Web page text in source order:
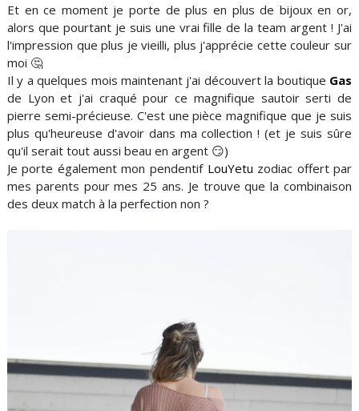
Et en ce moment je porte de plus en plus de bijoux en or,
alors que pourtant je suis une vrai fille de la team argent ! J'ai
l'impression que plus je vieilli, plus j'apprécie cette couleur sur
moi 🤔
Il y a quelques mois maintenant j'ai découvert la boutique Gas
de Lyon et j'ai craqué pour ce magnifique sautoir serti de
pierre semi-précieuse. C'est une pièce magnifique que je suis
plus qu'heureuse d'avoir dans ma collection ! (et je suis sûre
qu'il serait tout aussi beau en argent 😏)
Je porte également mon pendentif LouYetu zodiac offert par
mes parents pour mes 25 ans. Je trouve que la combinaison
des deux match à la perfection non ?